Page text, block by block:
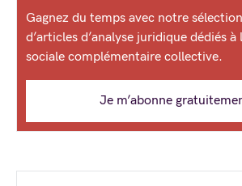
Gagnez du temps avec notre
d’articles d’analyse juridique dédiés
sociale complémentaire collective.
Je m’abonne